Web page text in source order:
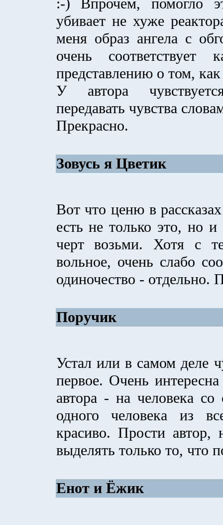
:-) Впрочем, помогло
убивает не хуже
меня образ ангела с
очень соответствует
представлению о том,
У автора
передавать чувства
Прекрасно.
Зовусь я Цветик
Вот что ценю в
есть не только это, но и
черт возьми. Хотя с
вольное, очень слабо
одиночество - отдельно.
Поручик
Устал или в самом деле
первое. Очень
автора - на человека
одного человека из
красиво. Прости
выделять только то, что
Енот и Ёжик